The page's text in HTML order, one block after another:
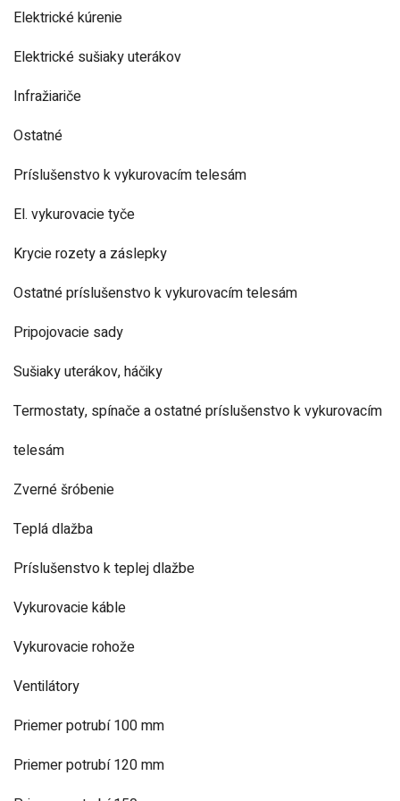
Elektrické kúrenie
Elektrické sušiaky uterákov
Infražiariče
Ostatné
Príslušenstvo k vykurovacím telesám
El. vykurovacie tyče
Krycie rozety a záslepky
Ostatné príslušenstvo k vykurovacím telesám
Pripojovacie sady
Sušiaky uterákov, háčiky
Termostaty, spínače a ostatné príslušenstvo k vykurovacím
telesám
Zverné šróbenie
Teplá dlažba
Príslušenstvo k teplej dlažbe
Vykurovacie káble
Vykurovacie rohože
Ventilátory
Priemer potrubí 100 mm
Priemer potrubí 120 mm